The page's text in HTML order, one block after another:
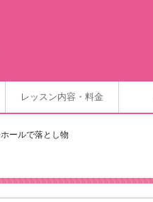
レッスン内容・料金
ールで落とし物